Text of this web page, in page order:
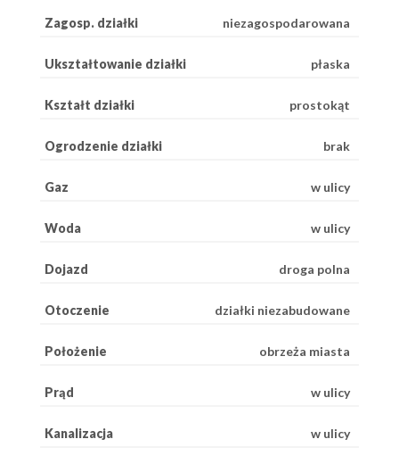
Zagosp. działki niezagospodarowana
Ukształtowanie działki płaska
Kształt działki prostokąt
Ogrodzenie działki brak
Gaz w ulicy
Woda w ulicy
Dojazd droga polna
Otoczenie działki niezabudowane
Położenie obrzeża miasta
Prąd w ulicy
Kanalizacja w ulicy